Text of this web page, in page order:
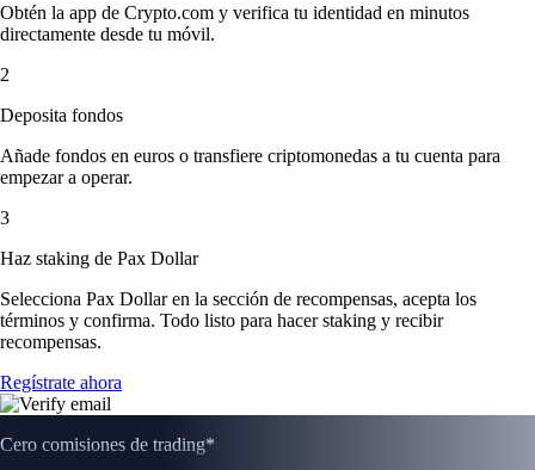
Obtén la app de Crypto.com y verifica tu identidad en minutos
directamente desde tu móvil.
2
Deposita fondos
Añade fondos en euros o transfiere criptomonedas a tu cuenta para
empezar a operar.
3
Haz staking de Pax Dollar
Selecciona Pax Dollar en la sección de recompensas, acepta los
términos y confirma. Todo listo para hacer staking y recibir
recompensas.
Regístrate ahora
Cero comisiones de trading*